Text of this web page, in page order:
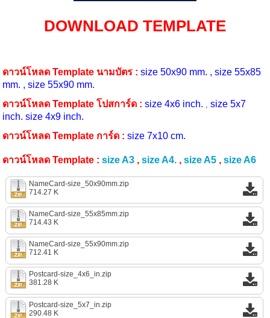
DOWNLOAD TEMPLATE
ดาวน์โหลด Template นามบัตร : size 50x90 mm. ,size 55x85
mm. ,size 55x90 mm.
ดาวน์โหลด Template โปสการ์ด : size 4x6 inch. ,size 5x7
inch. size 4x9 inch.
ดาวน์โหลด Template การ์ด :size 7x10 cm.
ดาวน์โหลด Template :size A3 ,size A4. ,size A5 ,size A6
NameCard-size_50x90mm.zip
714.27 K
NameCard-size_55x85mm.zip
714.43 K
NameCard-size_55x90mm.zip
712.41 K
Postcard-size_4x6_in.zip
381.28 K
Postcard-size_5x7_in.zip
290.48 K